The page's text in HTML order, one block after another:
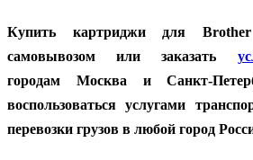
Купить картриджи для
самовывозом или заказать
городам Москва и Санкт-
воспользоваться услугами
перевозки грузов в любой город